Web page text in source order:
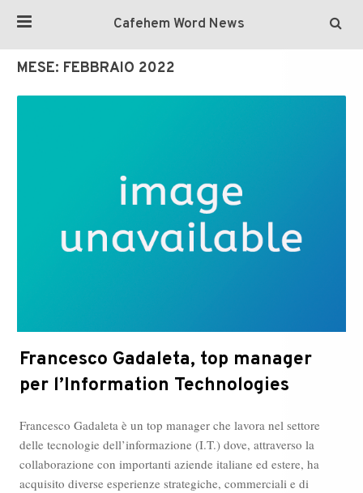
Cafehem Word News
MESE: FEBBRAIO 2022
Francesco Gadaleta, top manager
per l’Information Technologies
Francesco Gadaleta è un top manager che lavora nel settore
delle tecnologie dell’informazione (I.T.) dove, attraverso la
collaborazione con importanti aziende italiane ed estere, ha
acquisito diverse esperienze strategiche, commerciali e di